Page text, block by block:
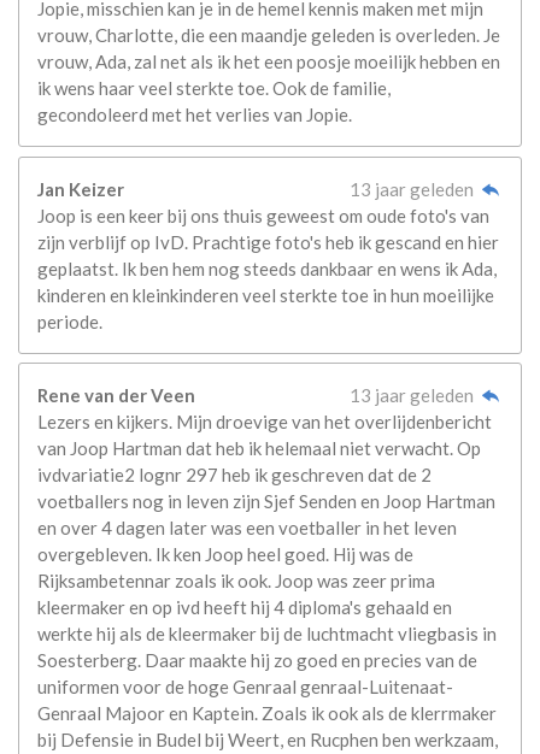
Jopie, misschien kan je in de hemel kennis maken met mijn
vrouw, Charlotte, die een maandje geleden is overleden. Je
vrouw, Ada, zal net als ik het een poosje moeilijk hebben en
ik wens haar veel sterkte toe. Ook de familie,
gecondoleerd met het verlies van Jopie.
Jan Keizer
13 jaar geleden
Joop is een keer bij ons thuis geweest om oude foto's van
zijn verblijf op IvD. Prachtige foto's heb ik gescand en hier
geplaatst. Ik ben hem nog steeds dankbaar en wens ik Ada,
kinderen en kleinkinderen veel sterkte toe in hun moeilijke
periode.
Rene van der Veen
13 jaar geleden
Lezers en kijkers. Mijn droevige van het overlijdenbericht
van Joop Hartman dat heb ik helemaal niet verwacht. Op
ivdvariatie2 lognr 297 heb ik geschreven dat de 2
voetballers nog in leven zijn Sjef Senden en Joop Hartman
en over 4 dagen later was een voetballer in het leven
overgebleven. Ik ken Joop heel goed. Hij was de
Rijksambetennar zoals ik ook. Joop was zeer prima
kleermaker en op ivd heeft hij 4 diploma's gehaald en
werkte hij als de kleermaker bij de luchtmacht vliegbasis in
Soesterberg. Daar maakte hij zo goed en precies van de
uniformen voor de hoge Genraal genraal-Luitenaat-
Genraal Majoor en Kaptein. Zoals ik ook als de klerrmaker
bij Defensie in Budel bij Weert, en Rucphen ben werkzaam,